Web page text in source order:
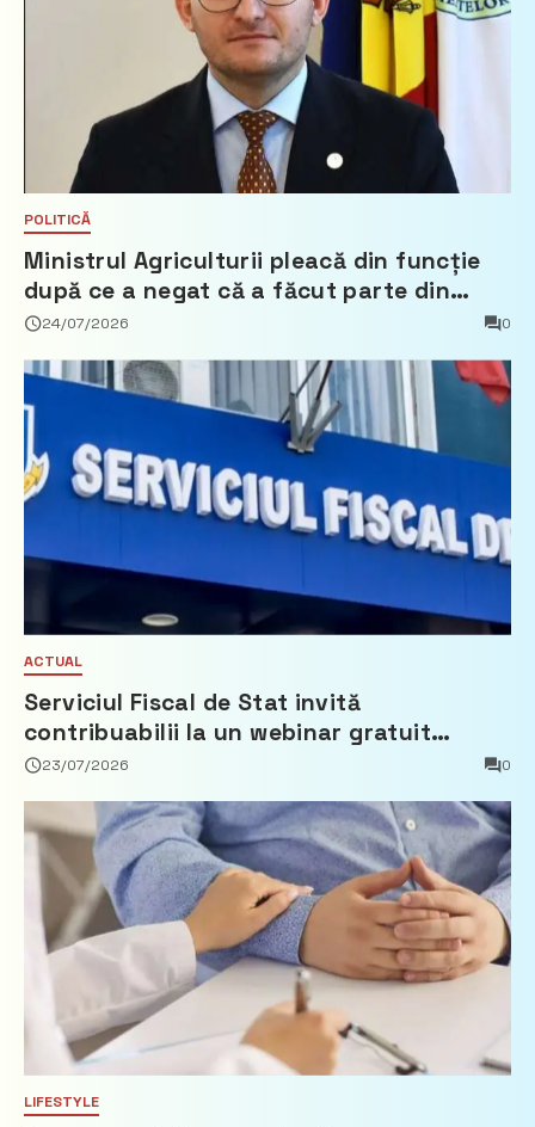
POLITICĂ
Ministrul Agriculturii pleacă din funcție
după ce a negat că a făcut parte din
Partidul Democrat
24/07/2026 0
ACTUAL
Serviciul Fiscal de Stat invită
contribuabilii la un webinar gratuit
privind calculul impozitului pe bunurile
23/07/2026 0
LIFESTYLE